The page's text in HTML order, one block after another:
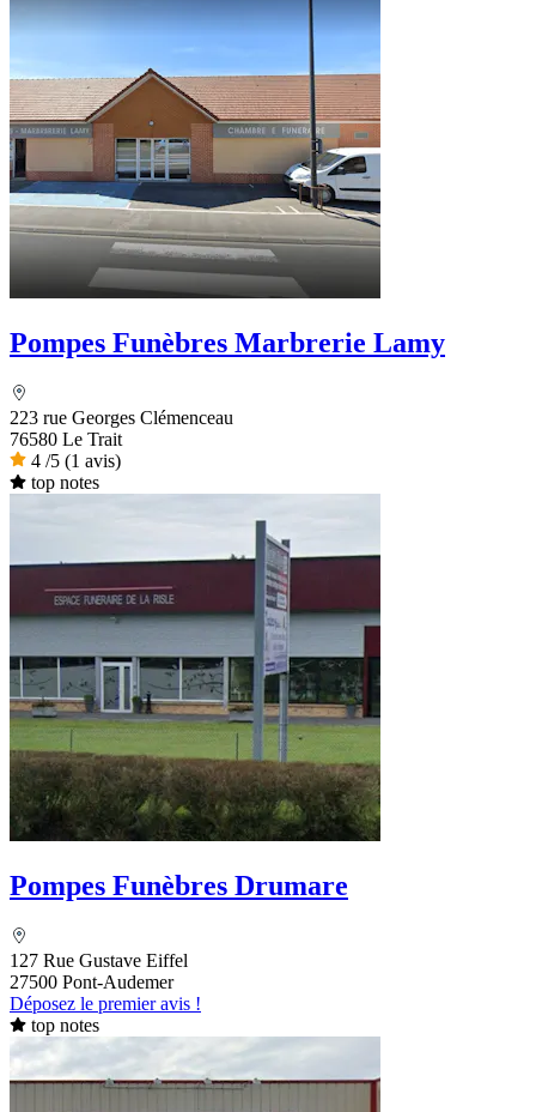
Pompes Funèbres Marbrerie Lamy
223 rue Georges Clémenceau
76580 Le Trait
4 /5 (1 avis)
top notes
Pompes Funèbres Drumare
127 Rue Gustave Eiffel
27500 Pont-Audemer
Déposez le premier avis !
top notes